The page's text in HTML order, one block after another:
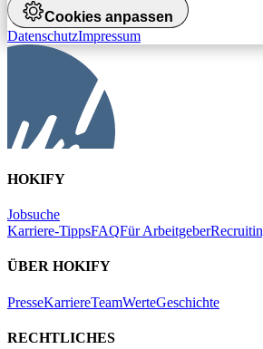
Cookies anpassen
DatenschutzImpressum
HOKIFY
Jobsuche
Karriere-TippsFAQFür Arbeitgeber
ÜBER HOKIFY
PresseKarriereTeamWerteGeschichte
RECHTLICHES